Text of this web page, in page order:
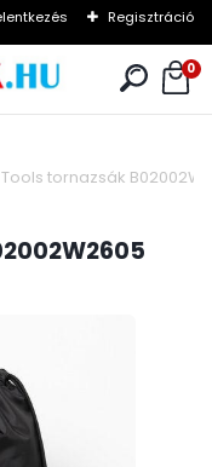
Regisztráció
0
tornazsák